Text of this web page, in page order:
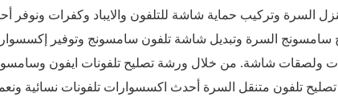
السرة وتركيب حماية شاشة للتلفون والايباد وكفرات ونوفر
سامسونج السرة وتبديل شاشة تلفون سامسونج وتوفير
ولصقات شاشة. من خلال ورشة تصليح تلفونات ايفون
تلفون متنقل السرة أحدث اكسسوارات تلفونات نسائية